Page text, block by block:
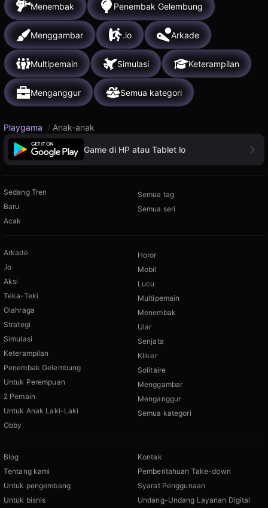
Menembak Penembak Gelembung
Menggambar .io Arkade
Multipemain Simulasi Keterampilan
Menganggur Semua kategori
Playgama / Anak-anak
Game di HP atau Tablet lo
Sedang Tren
Baru
Acak
Semua tag
Semua seri
Arkade
.io
Aksi
Teka-Teki
Olahraga
Strategi
Simulasi
Keterampilan
Penembak Gelembung
Untuk Perempuan
2 Pemain
Untuk Anak Laki-Laki
Obby
Horor
Mobil
Lucu
Multipemain
Menembak
Ular
Senjata
Kliker
Solitaire
Menggambar
Menganggur
Semua kategori
Blog
Tentang kami
Untuk pengembang
Untuk bisnis
Kontak
Pemberitahuan Take-down
Syarat Penggunaan
Undang-Undang Layanan Digital